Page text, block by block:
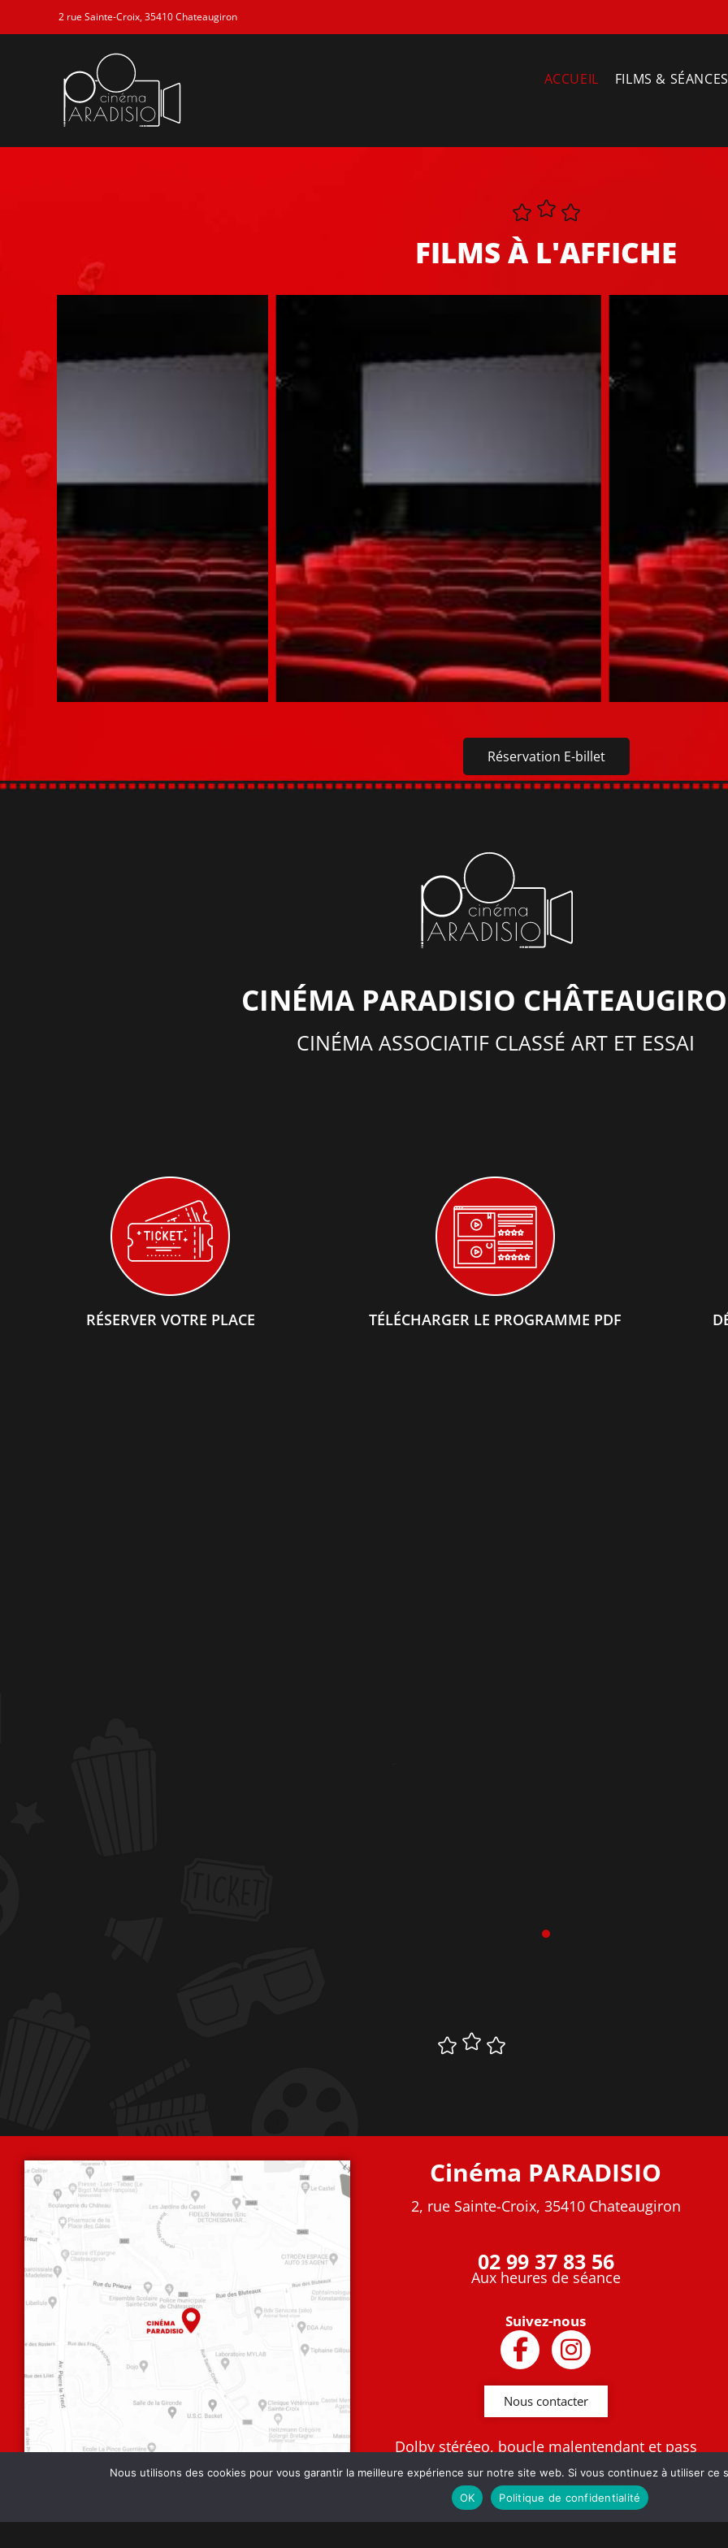
2 rue Sainte-Croix, 35410 Chateaugiron
ACCUEIL FILMS & SÉANCES
FILMS À L'AFFICHE
Réservation E-billet
CINÉMA PARADISIO
CINÉMA ASSOCIATIF CLASSÉ ART ET ESSAI
RÉSERVER VOTRE PLACE TÉLÉCHARGER LE PROGRAMME PDF
Cinéma PARADISIO
2, rue Sainte-Croix, 35410 Chateaugiron
02 99 37 83 56
Aux heures de séance
Suivez-nous
Nous contacter
Dolby stéréeo, boucle malentendant et pass
culture
Nous utilisons des cookies pour vous garantir la meilleure expérience sur notre site web. Si vous continuez à utiliser
OK
Politique de confidentialité